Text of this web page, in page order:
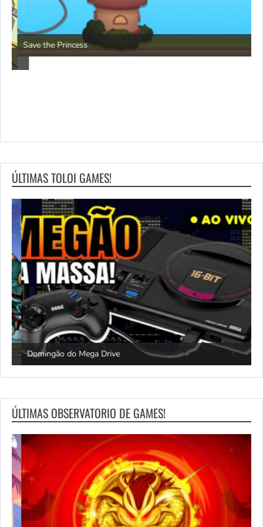
Save the Princess
ÚLTIMAS TOLOI GAMES!
Domingão do Mega Drive
ÚLTIMAS OBSERVATORIO DE GAMES!